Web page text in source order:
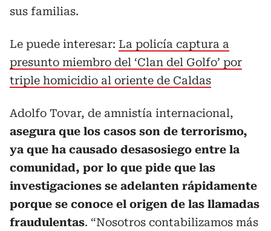
sus familias.
Le puede interesar: La policía captura a
presunto miembro del ‘Clan del Golfo’ por
triple homicidio al oriente de Caldas
Adolfo Tovar, de amnistía internacional,
asegura que los casos son de terrorismo,
ya que ha causado desasosiego entre la
comunidad, por lo que pide que las
investigaciones se adelanten rápidamente
porque se conoce el origen de las llamadas
fraudulentas. “Nosotros contabilizamos más